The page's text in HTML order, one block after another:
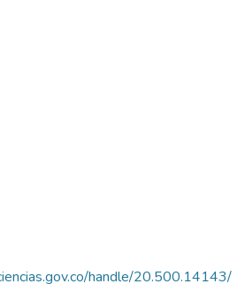
handle/20.500.14143/